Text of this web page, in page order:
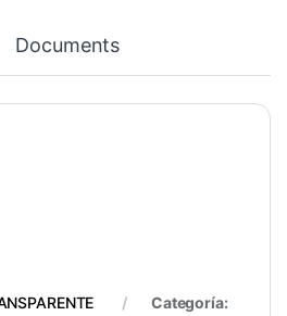
Documents
Categoría: